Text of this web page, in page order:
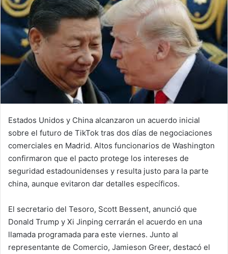
Estados Unidos y China alcanzaron un acuerdo inicial
sobre el futuro de TikTok tras dos días de negociaciones
comerciales en Madrid. Altos funcionarios de Washington
confirmaron que el pacto protege los intereses de
seguridad estadounidenses y resulta justo para la parte
china, aunque evitaron dar detalles específicos.
El secretario del Tesoro, Scott Bessent, anunció que
Donald Trump y Xi Jinping cerrarán el acuerdo en una
llamada programada para este viernes. Junto al
representante de Comercio, Jamieson Greer, destacó el